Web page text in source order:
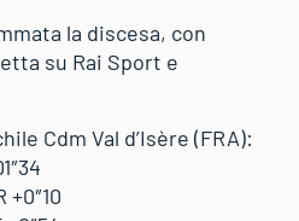
la discesa, con
su Rai Sport e
Cdm Val d’Isère (FRA):